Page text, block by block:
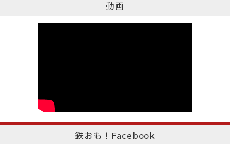
動画
鉄おも！Facebook